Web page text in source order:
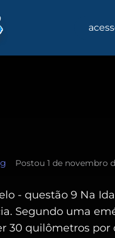
Postou 1 de novembro
- questão 9 Na
Segundo uma
30 quilômetros